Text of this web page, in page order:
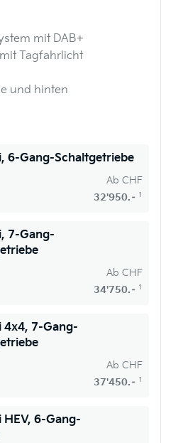
mit DAB+
Tagfahrlicht
und hinten
6-Gang-Schaltgetriebe
Ab CHF
32'950.– 1
7-Gang-
Ab CHF
34'750.– 1
4x4, 7-Gang-
Ab CHF
37'450.– 1
HEV, 6-Gang-